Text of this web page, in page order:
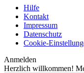
Hilfe
Kontakt
Impressum
Datenschutz
Cookie-
Anmelden
Herzlich willkommen!